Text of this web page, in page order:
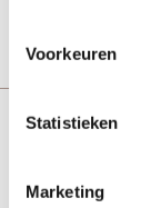
Voorkeuren
Statistieken
Marketing